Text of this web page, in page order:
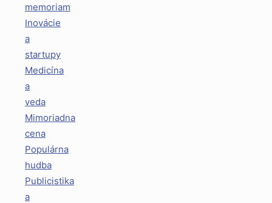
memoriam
Inovácie
a
startupy
Medicína
a
veda
Mimoriadna
cena
Populárna
hudba
Publicistika
a